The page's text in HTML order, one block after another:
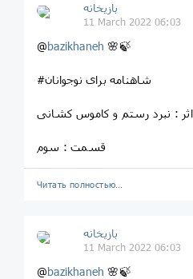
بازیخانه
11 March 2022 06:03
@bazikhaneh 🌸🍃
#شاهنامه برای نوجوانان
اثر : نبرد رستم و کاموس کشانی
قسمت : سوم
Читать полностью…
بازیخانه
11 March 2022 06:03
@bazikhaneh 🌸🍃